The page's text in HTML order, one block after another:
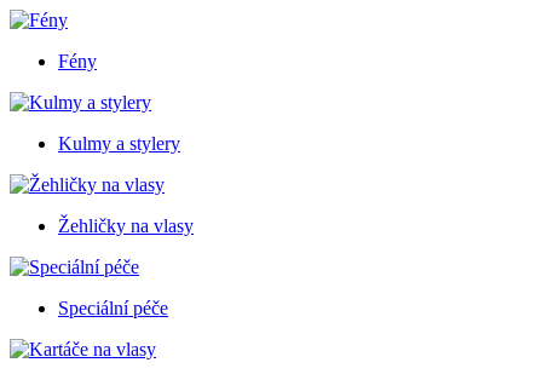
Fény
Kulmy a stylery
Žehličky na vlasy
Speciální péče